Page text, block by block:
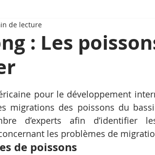
: Les
de lecture
sur 5.
pour le développement
migrations des poissons du
d’experts afin d’identifier
les problèmes de
de poissons